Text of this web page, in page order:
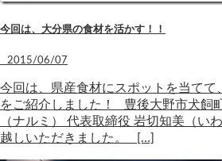
今回は、大分県の食材を活かす！！
2015/06/07
今回は、県産食材にスポットを当てて
をご紹介しました！ 豊後大野市犬飼
（ナルミ） 代表取締役 岩切知美（い
越しいただきました。 […]